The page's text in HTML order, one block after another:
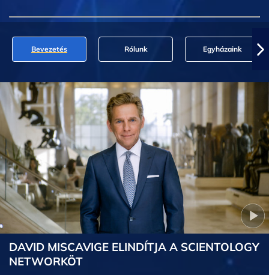
Bevezetés Rólunk Egyházaink
DAVID MISCAVIGE ELINDÍTJA A SCIENTOLOGY
NETWORKÖT